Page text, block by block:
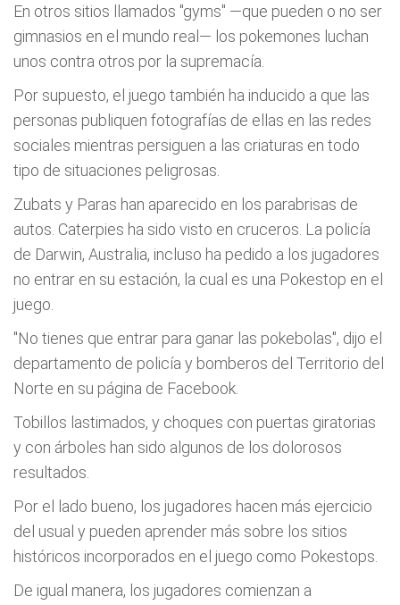
En otros sitios llamados "gyms" —que pueden o no ser
gimnasios en el mundo real— los pokemones luchan
unos contra otros por la supremacía.
Por supuesto, el juego también ha inducido a que las
personas publiquen fotografías de ellas en las redes
sociales mientras persiguen a las criaturas en todo
tipo de situaciones peligrosas.
Zubats y Paras han aparecido en los parabrisas de
autos. Caterpies ha sido visto en cruceros. La policía
de Darwin, Australia, incluso ha pedido a los jugadores
no entrar en su estación, la cual es una Pokestop en el
juego.
"No tienes que entrar para ganar las pokebolas", dijo el
departamento de policía y bomberos del Territorio del
Norte en su página de Facebook.
Tobillos lastimados, y choques con puertas giratorias
y con árboles han sido algunos de los dolorosos
resultados.
Por el lado bueno, los jugadores hacen más ejercicio
del usual y pueden aprender más sobre los sitios
históricos incorporados en el juego como Pokestops.
De igual manera, los jugadores comienzan a